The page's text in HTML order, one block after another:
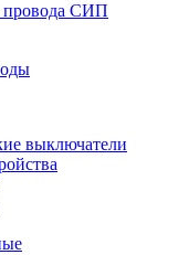
провода СИП
выключатели